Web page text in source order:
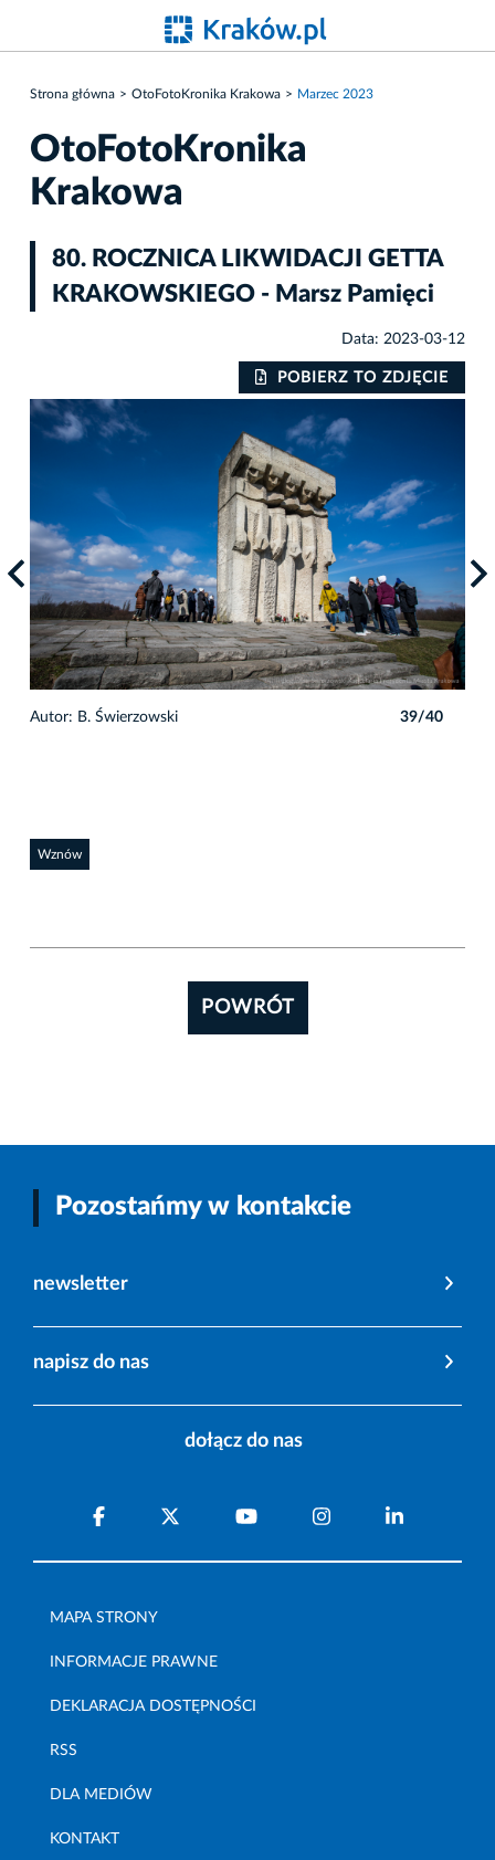
Strona główna OtoFotoKronika Krakowa Marzec 2023
OtoFotoKronika
Krakowa
80. ROCZNICA LIKWIDACJI GETTA
KRAKOWSKIEGO - Marsz Pamięci
Data: 2023-03-12
POBIERZ TO ZDJĘCIE
Autor: B. Świerzowski 39/40
Wznów
POWRÓT
Pozostańmy w kontakcie
newsletter
napisz do nas
dołącz do nas
MAPA STRONY
INFORMACJE PRAWNE
DEKLARACJA DOSTĘPNOŚCI
RSS
DLA MEDIÓW
KONTAKT